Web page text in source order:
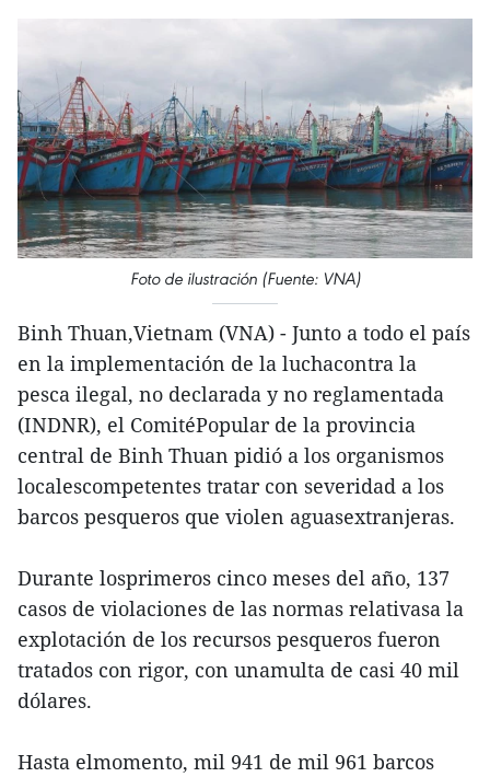
Foto de ilustración (Fuente: VNA)
Binh Thuan,Vietnam (VNA) - Junto a todo el país
en la implementación de la luchacontra la
pesca ilegal, no declarada y no reglamentada
(INDNR), el ComitéPopular de la provincia
central de Binh Thuan pidió a los organismos
localescompetentes tratar con severidad a los
barcos pesqueros que violen aguasextranjeras.
Durante losprimeros cinco meses del año, 137
casos de violaciones de las normas relativasa la
explotación de los recursos pesqueros fueron
tratados con rigor, con unamulta de casi 40 mil
dólares.
Hasta elmomento, mil 941 de mil 961 barcos